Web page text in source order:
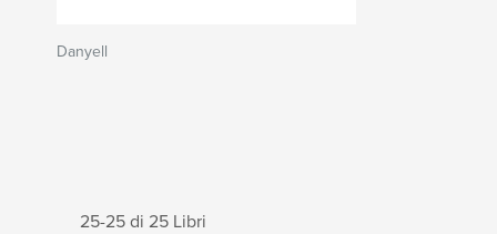
Danyell
25-25 di 25 Libri